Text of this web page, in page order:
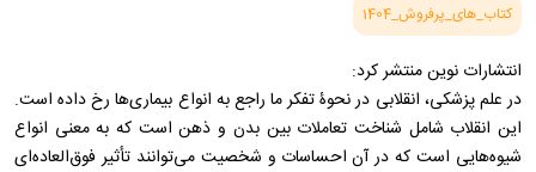
کتاب_های_پرفروش_1404
انتشارات نوین منتشر کرد:
در علم پزشکی، انقلابی در نحوۀ تفکر ما راجع ‏به انواع بیماری‌ها رخ داده است.
این انقلاب شامل شناخت تعاملات بین بدن و ذهن است که به معنی انواع
شیوه‌هایی است که در آن احساسات و شخصیت می‌توانند تأثیر فوق‌العاده‌ای